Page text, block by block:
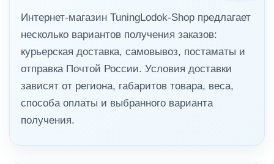
Интернет-магазин TuningLodok-Shop предлагает
несколько вариантов получения заказов:
курьерская доставка, самовывоз, постаматы и
отправка Почтой России. Условия доставки
зависят от региона, габаритов товара, веса,
способа оплаты и выбранного варианта
получения.